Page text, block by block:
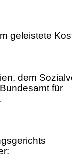
geleistete
dem
für